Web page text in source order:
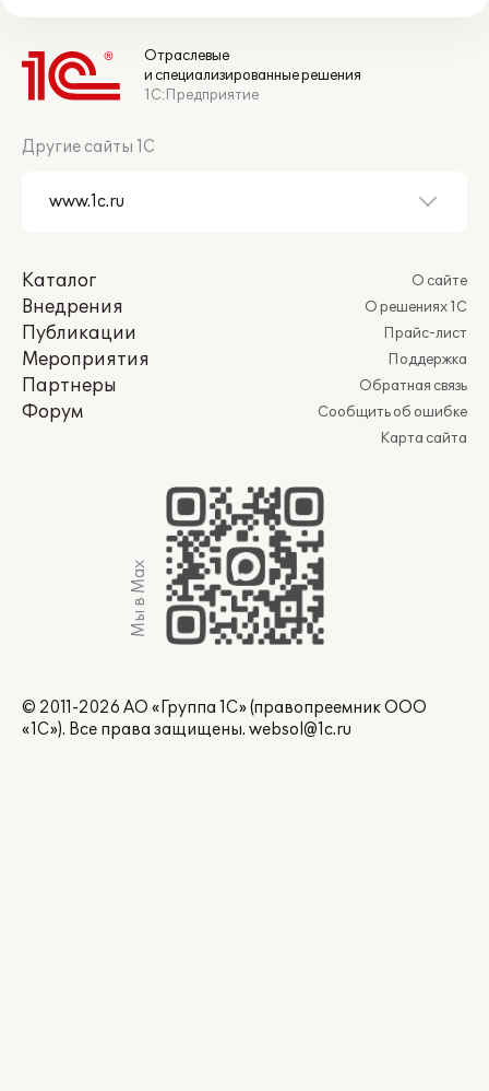
Отраслевые
и специализированные решения
1С:Предприятие
Другие сайты 1С
Каталог
Внедрения
Публикации
Мероприятия
Партнеры
Форум
О сайте
О решениях 1С
Прайс-лист
Поддержка
Обратная связь
Сообщить об ошибке
Карта сайта
Мы в Max
© 2011-2026 АО «Группа 1С» (правопреемник ООО
«1С»). Все права защищены. websol@1c.ru